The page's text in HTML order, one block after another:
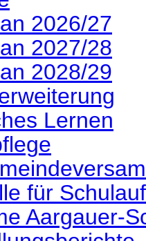
2026/27
2027/28
2028/29
Lernen
für
Aargauer-